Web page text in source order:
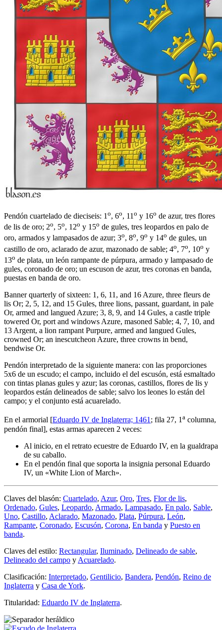
Pendón cuartelado de dieciseis: 1 o, 6o, 11 o y 16o de azur, tres flores
de lis de oro; 2o, 5o, 12o y 15o de gules, tres leopardos en palo de
oro, armados y lampasados de azur; 3o, 8o, 9o y 14o de gules, un
castillo de oro, aclarado de azur, mazonado de sable; 4o, 7o, 10o y
13o de plata, un león rampante de púrpura, armado y lampasado de
gules, coronado de oro; un escuson de azur, tres coronas en banda,
puestas en banda de oro.
Banner quarterly of sixteen: 1, 6, 11, and 16 Azure, three fleurs de
lis Or; 2, 5, 12, and 15 Gules, three lions, passant, guardant, in pale
Or, armed and langued Azure; 3, 8, 9, and 14 Gules, a castle triple
towered Or, port and windows Azure, masoned Sable; 4, 7, 10, and
13 Argent, a lion rampant Purpure, armed and langued Gules,
crowned Or; an inescutcheon Azure, three crowns in bend,
bendwise Or.
Pendón interpretado de la siguiente manera: con las proporciones
5x6 de un escudo; el campo, incluido el del escusón, está esmaltado
con tintas planas gules y azur; las coronas, castillos, flores de lis y
leopardos están delineados de sable; salvo los leones lo están del
campo; y el conjunto está acuarelado.
En el armorial [Eduardo IV de Inglaterra; 1461; fila 27, 1a columna,
pendón final], estas armas aparecen 2 veces:
Al inicio, en el retrato ecuestre de Eduardo IV, en la gualdrapa
de su caballo.
En el pendón final que soporta la insignia personal Eduardo
IV, un «White Lion of March».
Claves del blasón: Cuartelado, Azur, Oro, Tres, Flor de lis,
Ordenado, Gules, Leopardo, Armado, Lampasado, En palo, Sable,
Uno, Castillo, Aclarado, Mazonado, Plata, Púrpura, León,
Rampante, Coronado, Escusón, Corona, En banda y Puesto en
banda.
Claves del estilo: Rectangular, Iluminado, Delineado de sable,
Delineado del campo y Acuarelado.
Clasificación: Interpretado, Gentilicio, Bandera, Pendón, Reino de
Inglaterra y Casa de York.
Titularidad: Eduardo IV de Inglaterra.